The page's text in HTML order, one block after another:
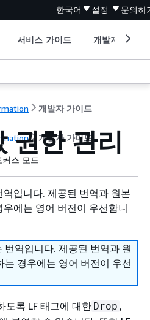
한국어 설정 문의하
서비스 가이드 개발자 도구
개발자 가이드
개발자 가이드
권한 관리
커스 모드
입니다. 제공된 번역과 원본
에는 영어 버전이 우선합니
번역입니다. 제공된 번역과 원
는 경우에는 영어 버전이 우선
도록 LF 태그에 대한 Drop ,